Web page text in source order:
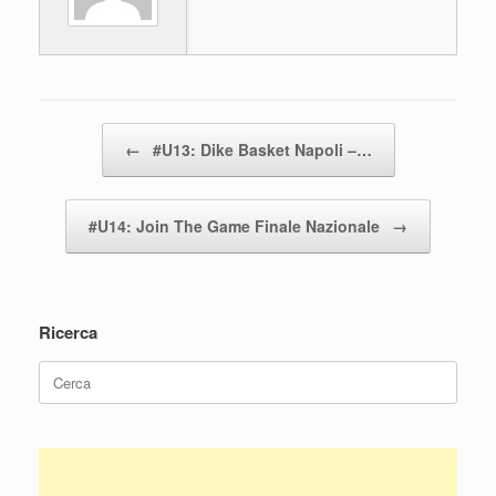
o
k
← #U13: Dike Basket Napoli –…
#U14: Join The Game Finale Nazionale →
Ricerca
Ricerca
per: